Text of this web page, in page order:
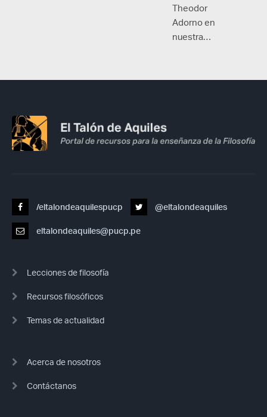
Theodor
Adorno en
nuestra…
/eltalondeaquilespucp @eltalondeaquiles
eltalondeaquiles@pucp.pe
Lecciones de filosofía
Recursos filosóficos
Temas de actualidad
Acerca de nosotros
Contáctanos